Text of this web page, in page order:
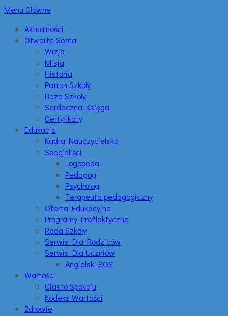
Menu Główne
Aktualności
Otwarte Serca
Wizja
Misja
Historia
Patron Szkoły
Baza Szkoły
Serdeczna Księga
Certyfikaty
Edukacja
Kadra Nauczycielska
Specjaliści
Logopeda
Pedagog
Psycholog
Terapeuta pedagogiczny
Oferta Edukacyjna
Programy Profilaktyczne
Rada Szkoły
Serwis Dla Rodziców
Serwis Dla Uczniów
Angielski SOS
Wartości
Ciasto Spokoju
Kodeks Wartości
Zdrowie